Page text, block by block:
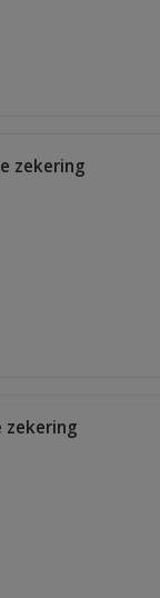
zekering
zekering